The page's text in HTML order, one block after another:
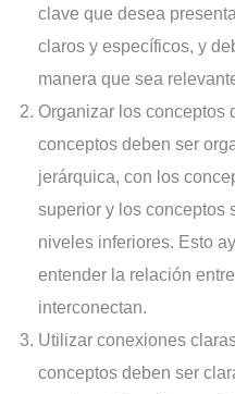
clave que desea
claros y específicos, y
manera que sea
Organizar los conceptos
conceptos deben ser
jerárquica, con los
superior y los conceptos
niveles inferiores. Esto
entender la relación
interconectan.
Utilizar conexiones
conceptos deben ser